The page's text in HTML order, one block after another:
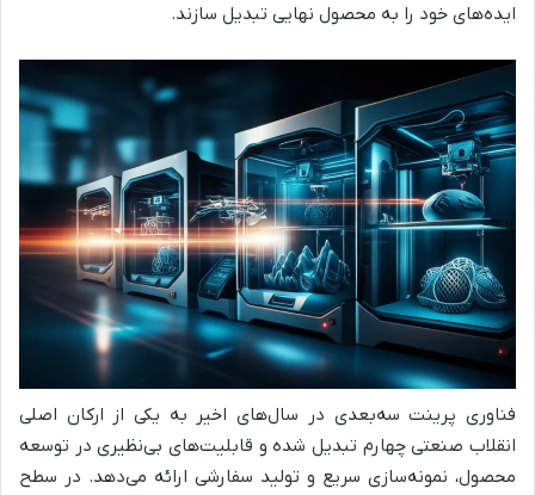
ایده‌های خود را به محصول نهایی تبدیل سازند.
فناوری پرینت سه‌بعدی در سال‌های اخیر به یکی از ارکان اصلی
انقلاب صنعتی چهارم تبدیل شده و قابلیت‌های بی‌نظیری در توسعه
محصول، نمونه‌سازی سریع و تولید سفارشی ارائه می‌دهد. در سطح